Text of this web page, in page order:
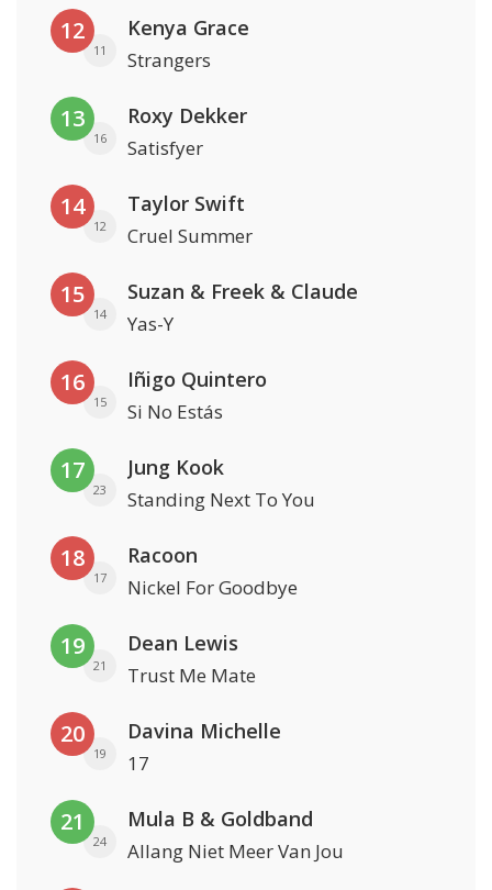
12
11
Kenya Grace
Strangers
13
16
Roxy Dekker
Satisfyer
14
12
Taylor Swift
Cruel Summer
15
14
Suzan & Freek & Claude
Yas-Y
16
15
Iñigo Quintero
Si No Estás
17
23
Jung Kook
Standing Next To You
18
17
Racoon
Nickel For Goodbye
19
21
Dean Lewis
Trust Me Mate
20
19
Davina Michelle
17
21
24
Mula B & Goldband
Allang Niet Meer Van Jou